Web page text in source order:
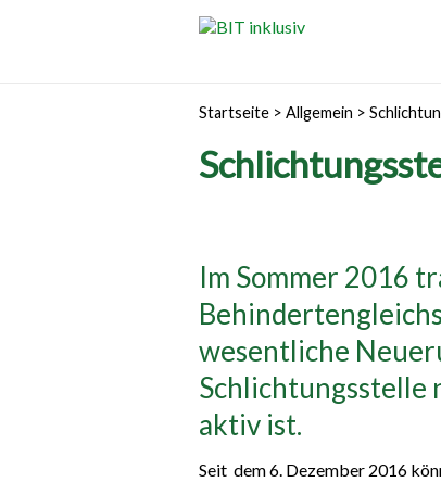
Startseite > Allgemein >
Im Sommer 2016
wesentliche
Schlichtungsstelle
aktiv ist.
Seit dem 6. Dezember 2016